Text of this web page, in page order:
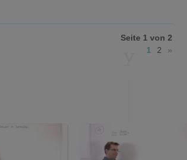
Seite 1 von 2
1
2 »